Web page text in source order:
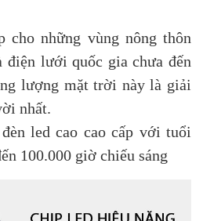
cho những vùng nông thôn
điện lưới quốc gia chưa đến
lượng mặt trời này là giải
nhất.
led cao cao cấp với tuổi
100.000 giờ chiếu sáng